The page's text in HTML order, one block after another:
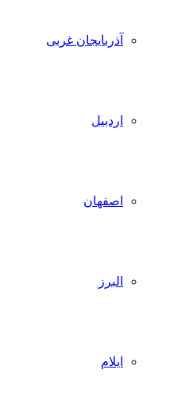
آذربایجان غربی
اردبیل
اصفهان
البرز
ایلام